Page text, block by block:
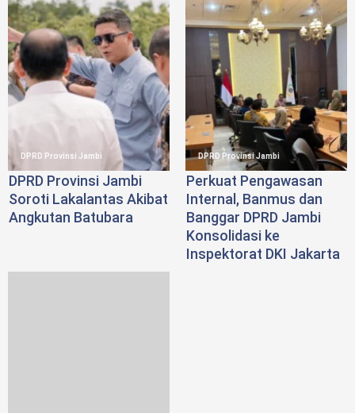
DPRD Provinsi Jambi
DPRD Provinsi Jambi
Soroti Lakalantas Akibat
Angkutan Batubara
DPRD Provinsi Jambi
Perkuat Pengawasan
Internal, Banmus dan
Banggar DPRD Jambi
Konsolidasi ke
Inspektorat DKI Jakarta